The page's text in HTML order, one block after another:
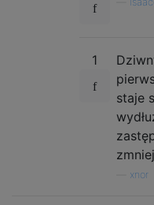
1
staje
xnor